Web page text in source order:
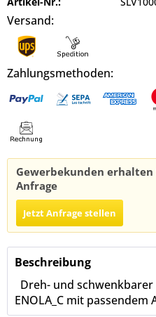
Versand:
Zahlungsmethoden:
Gewerbekunden
Anfrage
Jetzt Anfrage stellen
Beschreibung
Dreh- und
ENOLA_C mit passendem